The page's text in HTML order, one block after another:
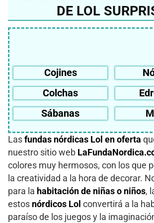
DE LOL
Cojines
Colchas
Sábanas
Las fundas nórdicas Lol en oferta
nuestro sitio web
colores muy hermosos, con los que
la creatividad a la hora de decorar.
para la habitación de niñas o niños,
estos nórdicos Lol convertirá a la
paraíso de los juegos y la